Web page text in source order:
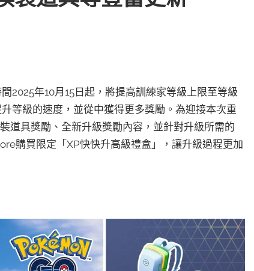
2025年10月15日起，將提高訓練家等級上限至等級
等級的速度，並從中獲得更多獎勵。為迎接本次重
道具獎勵、全新升級獎勵內容，並針對升級所需的
購買限定「XP快快升高級禮盒」，讓升級過程更加